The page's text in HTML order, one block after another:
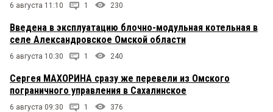
6 августа 11:10 1 230
Введена в эксплуатацию блочно-модульная котельная в
селе Александровское Омской области
6 августа 10:30 1 240
Сергея МАХОРИНА сразу же перевели из Омского
пограничного управления в Сахалинское
6 августа 09:30 1 376